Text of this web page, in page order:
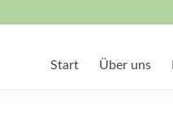
Start Über uns